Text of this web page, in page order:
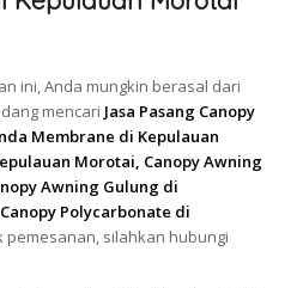
ini, Anda mungkin berasal dari
mencari Jasa Pasang Canopy
Membrane di Kepulauan
Morotai, Canopy Awning
Awning Gulung di
Polycarbonate di
pemesanan, silahkan hubungi